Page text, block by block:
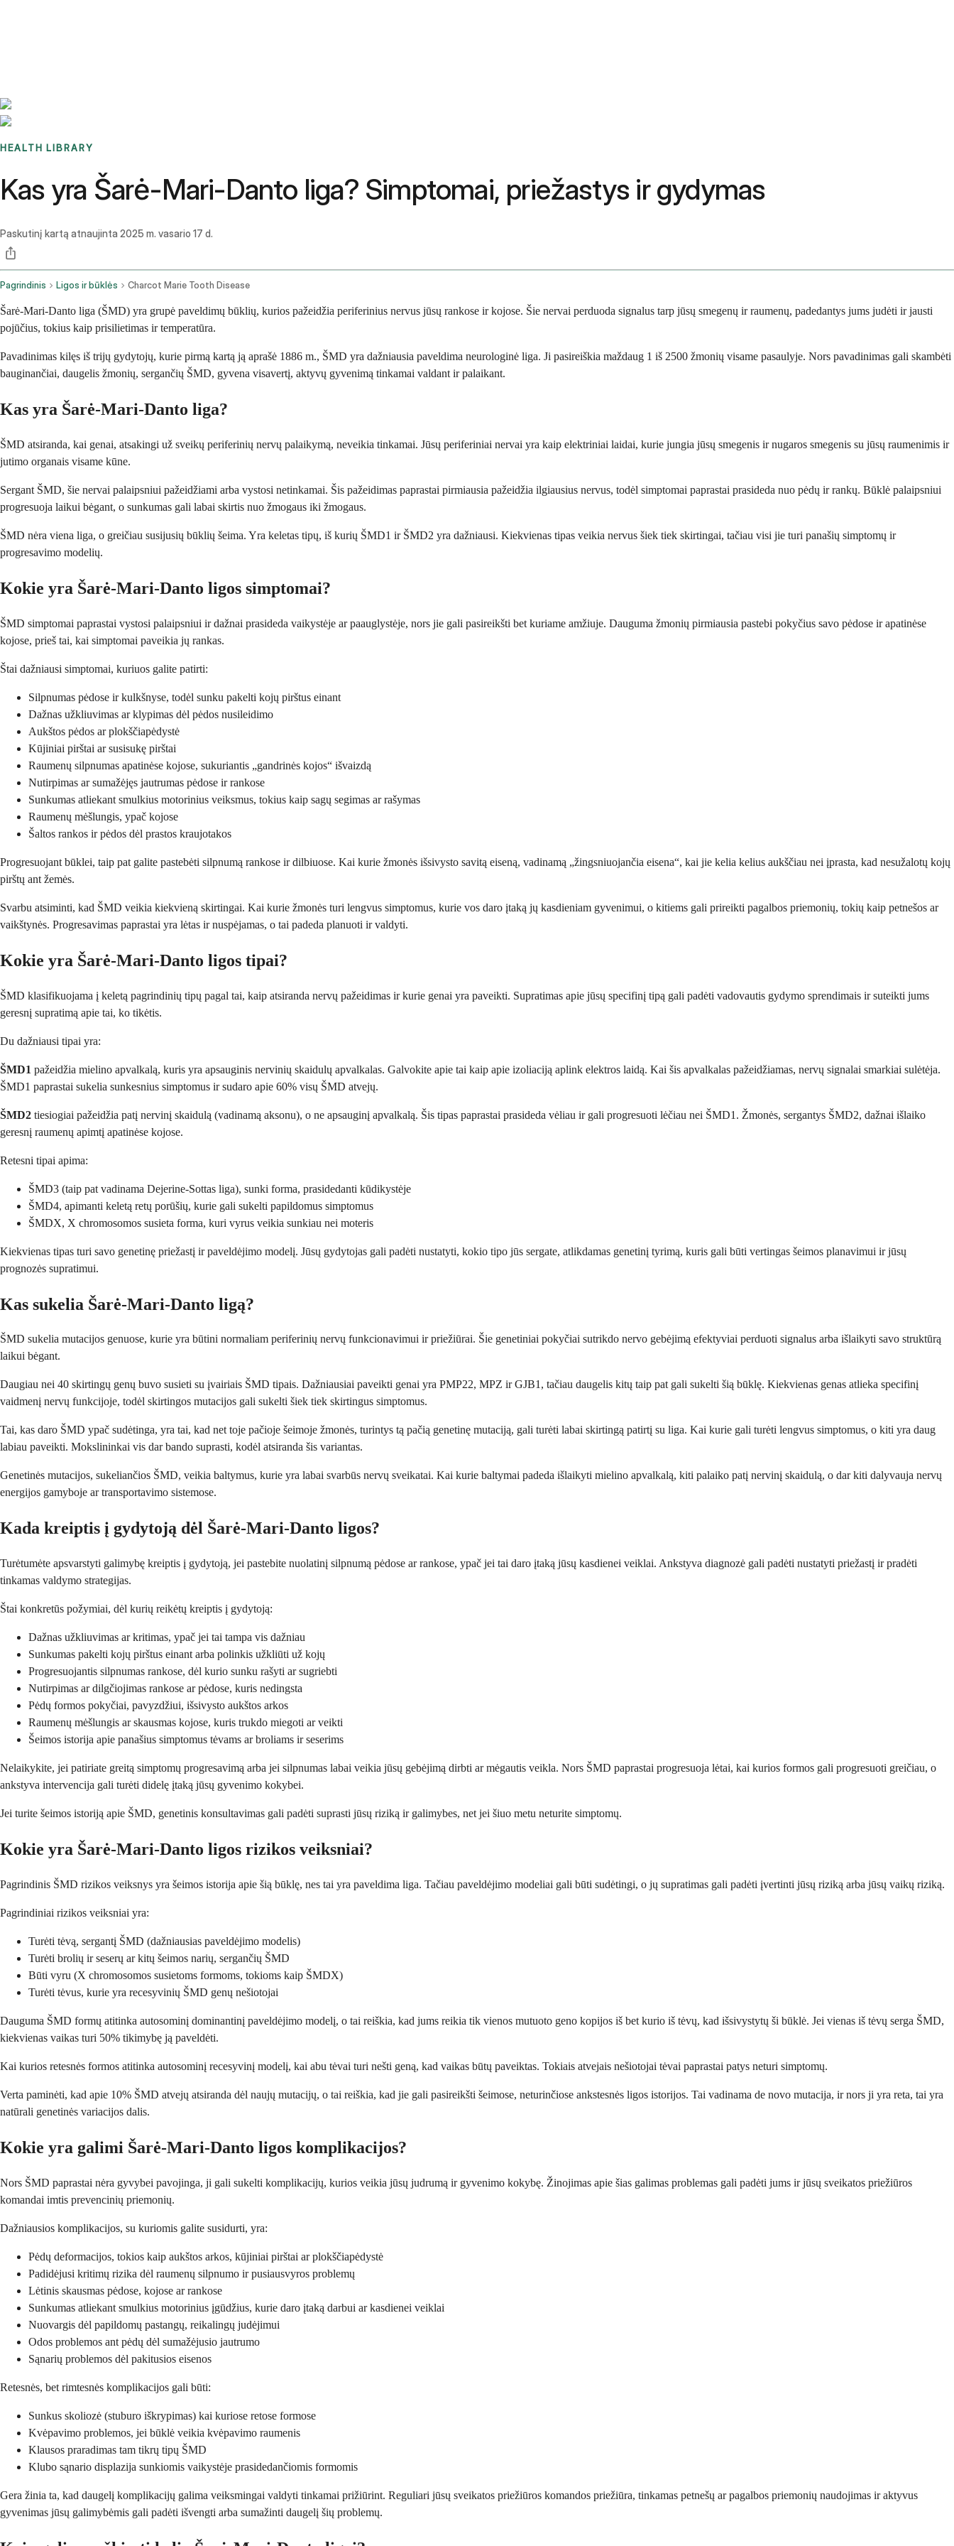
HEALTH LIBRARY
Kas yra Šarė-Mari-Danto liga? Simptomai, priežastys ir gydymas
Paskutinį kartą atnaujinta 2025 m. vasario 17 d.
Pagrindinis Ligos ir būklės Charcot Marie Tooth Disease
Šarė-Mari-Danto liga (ŠMD) yra grupė paveldimų būklių, kurios pažeidžia periferinius nervus jūsų rankose ir kojose. Šie nervai perduoda signalus tarp jūsų smegenų ir raumenų, padedantys jums judėti ir jausti
pojūčius, tokius kaip prisilietimas ir temperatūra.
Pavadinimas kilęs iš trijų gydytojų, kurie pirmą kartą ją aprašė 1886 m., ŠMD yra dažniausia paveldima neurologinė liga. Ji pasireiškia maždaug 1 iš 2500 žmonių visame pasaulyje. Nors pavadinimas gali skambėti
bauginančiai, daugelis žmonių, sergančių ŠMD, gyvena visavertį, aktyvų gyvenimą tinkamai valdant ir palaikant.
Kas yra Šarė-Mari-Danto liga?
ŠMD atsiranda, kai genai, atsakingi už sveikų periferinių nervų palaikymą, neveikia tinkamai. Jūsų periferiniai nervai yra kaip elektriniai laidai, kurie jungia jūsų smegenis ir nugaros smegenis su jūsų raumenimis ir
jutimo organais visame kūne.
Sergant ŠMD, šie nervai palaipsniui pažeidžiami arba vystosi netinkamai. Šis pažeidimas paprastai pirmiausia pažeidžia ilgiausius nervus, todėl simptomai paprastai prasideda nuo pėdų ir rankų. Būklė palaipsniui
progresuoja laikui bėgant, o sunkumas gali labai skirtis nuo žmogaus iki žmogaus.
ŠMD nėra viena liga, o greičiau susijusių būklių šeima. Yra keletas tipų, iš kurių ŠMD1 ir ŠMD2 yra dažniausi. Kiekvienas tipas veikia nervus šiek tiek skirtingai, tačiau visi jie turi panašių simptomų ir
progresavimo modelių.
Kokie yra Šarė-Mari-Danto ligos simptomai?
ŠMD simptomai paprastai vystosi palaipsniui ir dažnai prasideda vaikystėje ar paauglystėje, nors jie gali pasireikšti bet kuriame amžiuje. Dauguma žmonių pirmiausia pastebi pokyčius savo pėdose ir apatinėse
kojose, prieš tai, kai simptomai paveikia jų rankas.
Štai dažniausi simptomai, kuriuos galite patirti:
Silpnumas pėdose ir kulkšnyse, todėl sunku pakelti kojų pirštus einant
Dažnas užkliuvimas ar klypimas dėl pėdos nusileidimo
Aukštos pėdos ar plokščiapėdystė
Kūjiniai pirštai ar susisukę pirštai
Raumenų silpnumas apatinėse kojose, sukuriantis „gandrinės kojos“ išvaizdą
Nutirpimas ar sumažėjęs jautrumas pėdose ir rankose
Sunkumas atliekant smulkius motorinius veiksmus, tokius kaip sagų segimas ar rašymas
Raumenų mėšlungis, ypač kojose
Šaltos rankos ir pėdos dėl prastos kraujotakos
Progresuojant būklei, taip pat galite pastebėti silpnumą rankose ir dilbiuose. Kai kurie žmonės išsivysto savitą eiseną, vadinamą „žingsniuojančia eisena“, kai jie kelia kelius aukščiau nei įprasta, kad nesužalotų kojų
pirštų ant žemės.
Svarbu atsiminti, kad ŠMD veikia kiekvieną skirtingai. Kai kurie žmonės turi lengvus simptomus, kurie vos daro įtaką jų kasdieniam gyvenimui, o kitiems gali prireikti pagalbos priemonių, tokių kaip petnešos ar
vaikštynės. Progresavimas paprastai yra lėtas ir nuspėjamas, o tai padeda planuoti ir valdyti.
Kokie yra Šarė-Mari-Danto ligos tipai?
ŠMD klasifikuojama į keletą pagrindinių tipų pagal tai, kaip atsiranda nervų pažeidimas ir kurie genai yra paveikti. Supratimas apie jūsų specifinį tipą gali padėti vadovautis gydymo sprendimais ir suteikti jums
geresnį supratimą apie tai, ko tikėtis.
Du dažniausi tipai yra:
ŠMD1 pažeidžia mielino apvalkalą, kuris yra apsauginis nervinių skaidulų apvalkalas. Galvokite apie tai kaip apie izoliaciją aplink elektros laidą. Kai šis apvalkalas pažeidžiamas, nervų signalai smarkiai sulėtėja.
ŠMD1 paprastai sukelia sunkesnius simptomus ir sudaro apie 60% visų ŠMD atvejų.
ŠMD2 tiesiogiai pažeidžia patį nervinį skaidulą (vadinamą aksonu), o ne apsauginį apvalkalą. Šis tipas paprastai prasideda vėliau ir gali progresuoti lėčiau nei ŠMD1. Žmonės, sergantys ŠMD2, dažnai išlaiko
geresnį raumenų apimtį apatinėse kojose.
Retesni tipai apima:
ŠMD3 (taip pat vadinama Dejerine-Sottas liga), sunki forma, prasidedanti kūdikystėje
ŠMD4, apimanti keletą retų porūšių, kurie gali sukelti papildomus simptomus
ŠMDX, X chromosomos susieta forma, kuri vyrus veikia sunkiau nei moteris
Kiekvienas tipas turi savo genetinę priežastį ir paveldėjimo modelį. Jūsų gydytojas gali padėti nustatyti, kokio tipo jūs sergate, atlikdamas genetinį tyrimą, kuris gali būti vertingas šeimos planavimui ir jūsų
prognozės supratimui.
Kas sukelia Šarė-Mari-Danto ligą?
ŠMD sukelia mutacijos genuose, kurie yra būtini normaliam periferinių nervų funkcionavimui ir priežiūrai. Šie genetiniai pokyčiai sutrikdo nervo gebėjimą efektyviai perduoti signalus arba išlaikyti savo struktūrą
laikui bėgant.
Daugiau nei 40 skirtingų genų buvo susieti su įvairiais ŠMD tipais. Dažniausiai paveikti genai yra PMP22, MPZ ir GJB1, tačiau daugelis kitų taip pat gali sukelti šią būklę. Kiekvienas genas atlieka specifinį
vaidmenį nervų funkcijoje, todėl skirtingos mutacijos gali sukelti šiek tiek skirtingus simptomus.
Tai, kas daro ŠMD ypač sudėtinga, yra tai, kad net toje pačioje šeimoje žmonės, turintys tą pačią genetinę mutaciją, gali turėti labai skirtingą patirtį su liga. Kai kurie gali turėti lengvus simptomus, o kiti yra daug
labiau paveikti. Mokslininkai vis dar bando suprasti, kodėl atsiranda šis variantas.
Genetinės mutacijos, sukeliančios ŠMD, veikia baltymus, kurie yra labai svarbūs nervų sveikatai. Kai kurie baltymai padeda išlaikyti mielino apvalkalą, kiti palaiko patį nervinį skaidulą, o dar kiti dalyvauja nervų
energijos gamyboje ar transportavimo sistemose.
Kada kreiptis į gydytoją dėl Šarė-Mari-Danto ligos?
Turėtumėte apsvarstyti galimybę kreiptis į gydytoją, jei pastebite nuolatinį silpnumą pėdose ar rankose, ypač jei tai daro įtaką jūsų kasdienei veiklai. Ankstyva diagnozė gali padėti nustatyti priežastį ir pradėti
tinkamas valdymo strategijas.
Štai konkretūs požymiai, dėl kurių reikėtų kreiptis į gydytoją:
Dažnas užkliuvimas ar kritimas, ypač jei tai tampa vis dažniau
Sunkumas pakelti kojų pirštus einant arba polinkis užkliūti už kojų
Progresuojantis silpnumas rankose, dėl kurio sunku rašyti ar sugriebti
Nutirpimas ar dilgčiojimas rankose ar pėdose, kuris nedingsta
Pėdų formos pokyčiai, pavyzdžiui, išsivysto aukštos arkos
Raumenų mėšlungis ar skausmas kojose, kuris trukdo miegoti ar veikti
Šeimos istorija apie panašius simptomus tėvams ar broliams ir seserims
Nelaikykite, jei patiriate greitą simptomų progresavimą arba jei silpnumas labai veikia jūsų gebėjimą dirbti ar mėgautis veikla. Nors ŠMD paprastai progresuoja lėtai, kai kurios formos gali progresuoti greičiau, o
ankstyva intervencija gali turėti didelę įtaką jūsų gyvenimo kokybei.
Jei turite šeimos istoriją apie ŠMD, genetinis konsultavimas gali padėti suprasti jūsų riziką ir galimybes, net jei šiuo metu neturite simptomų.
Kokie yra Šarė-Mari-Danto ligos rizikos veiksniai?
Pagrindinis ŠMD rizikos veiksnys yra šeimos istorija apie šią būklę, nes tai yra paveldima liga. Tačiau paveldėjimo modeliai gali būti sudėtingi, o jų supratimas gali padėti įvertinti jūsų riziką arba jūsų vaikų riziką.
Pagrindiniai rizikos veiksniai yra:
Turėti tėvą, sergantį ŠMD (dažniausias paveldėjimo modelis)
Turėti brolių ir seserų ar kitų šeimos narių, sergančių ŠMD
Būti vyru (X chromosomos susietoms formoms, tokioms kaip ŠMDX)
Turėti tėvus, kurie yra recesyvinių ŠMD genų nešiotojai
Dauguma ŠMD formų atitinka autosominį dominantinį paveldėjimo modelį, o tai reiškia, kad jums reikia tik vienos mutuoto geno kopijos iš bet kurio iš tėvų, kad išsivystytų ši būklė. Jei vienas iš tėvų serga ŠMD,
kiekvienas vaikas turi 50% tikimybę ją paveldėti.
Kai kurios retesnės formos atitinka autosominį recesyvinį modelį, kai abu tėvai turi nešti geną, kad vaikas būtų paveiktas. Tokiais atvejais nešiotojai tėvai paprastai patys neturi simptomų.
Verta paminėti, kad apie 10% ŠMD atvejų atsiranda dėl naujų mutacijų, o tai reiškia, kad jie gali pasireikšti šeimose, neturinčiose ankstesnės ligos istorijos. Tai vadinama de novo mutacija, ir nors ji yra reta, tai yra
natūrali genetinės variacijos dalis.
Kokie yra galimi Šarė-Mari-Danto ligos komplikacijos?
Nors ŠMD paprastai nėra gyvybei pavojinga, ji gali sukelti komplikacijų, kurios veikia jūsų judrumą ir gyvenimo kokybę. Žinojimas apie šias galimas problemas gali padėti jums ir jūsų sveikatos priežiūros
komandai imtis prevencinių priemonių.
Dažniausios komplikacijos, su kuriomis galite susidurti, yra:
Pėdų deformacijos, tokios kaip aukštos arkos, kūjiniai pirštai ar plokščiapėdystė
Padidėjusi kritimų rizika dėl raumenų silpnumo ir pusiausvyros problemų
Lėtinis skausmas pėdose, kojose ar rankose
Sunkumas atliekant smulkius motorinius įgūdžius, kurie daro įtaką darbui ar kasdienei veiklai
Nuovargis dėl papildomų pastangų, reikalingų judėjimui
Odos problemos ant pėdų dėl sumažėjusio jautrumo
Sąnarių problemos dėl pakitusios eisenos
Retesnės, bet rimtesnės komplikacijos gali būti:
Sunkus skoliozė (stuburo iškrypimas) kai kuriose retose formose
Kvėpavimo problemos, jei būklė veikia kvėpavimo raumenis
Klausos praradimas tam tikrų tipų ŠMD
Klubo sąnario displazija sunkiomis vaikystėje prasidedančiomis formomis
Gera žinia ta, kad daugelį komplikacijų galima veiksmingai valdyti tinkamai prižiūrint. Reguliari jūsų sveikatos priežiūros komandos priežiūra, tinkamas petnešų ar pagalbos priemonių naudojimas ir aktyvus
gyvenimas jūsų galimybėmis gali padėti išvengti arba sumažinti daugelį šių problemų.